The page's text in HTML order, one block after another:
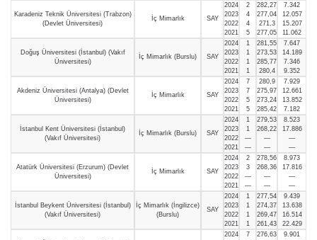
Karadeniz Teknik Üniversitesi (Trabzon)
(Devlet Üniversitesi)
İç Mimarlık SAY
2024
2023
2022
2021
2
4
4
5
282,27
277,04
271,3
277,05
7.342
12.057
15.207
11.062
Doğuş Üniversitesi (İstanbul) (Vakıf
Üniversitesi)
İç Mimarlık (Burslu) SAY
2024
2023
2022
2021
1
1
1
1
281,55
273,53
285,77
280,4
7.647
14.189
7.346
9.352
Akdeniz Üniversitesi (Antalya) (Devlet
Üniversitesi)
İç Mimarlık SAY
2024
2023
2022
2021
7
7
5
5
280,9
275,97
273,24
285,42
7.929
12.661
13.852
7.182
İstanbul Kent Üniversitesi (İstanbul)
(Vakıf Üniversitesi)
İç Mimarlık (Burslu) SAY
2024
2023
2022
2021
1
1
—
—
279,53
268,22
—
—
8.523
17.886
—
—
Atatürk Üniversitesi (Erzurum) (Devlet
Üniversitesi)
İç Mimarlık SAY
2024
2023
2022
2021
2
3
—
—
278,56
268,36
—
—
8.973
17.816
—
—
İstanbul Beykent Üniversitesi (İstanbul)
(Vakıf Üniversitesi)
İç Mimarlık (İngilizce)
(Burslu)
SAY
2024
2023
2022
2021
1
1
1
1
277,54
274,37
269,47
261,43
9.439
13.638
16.514
22.429
2024
7
276,63
9.901